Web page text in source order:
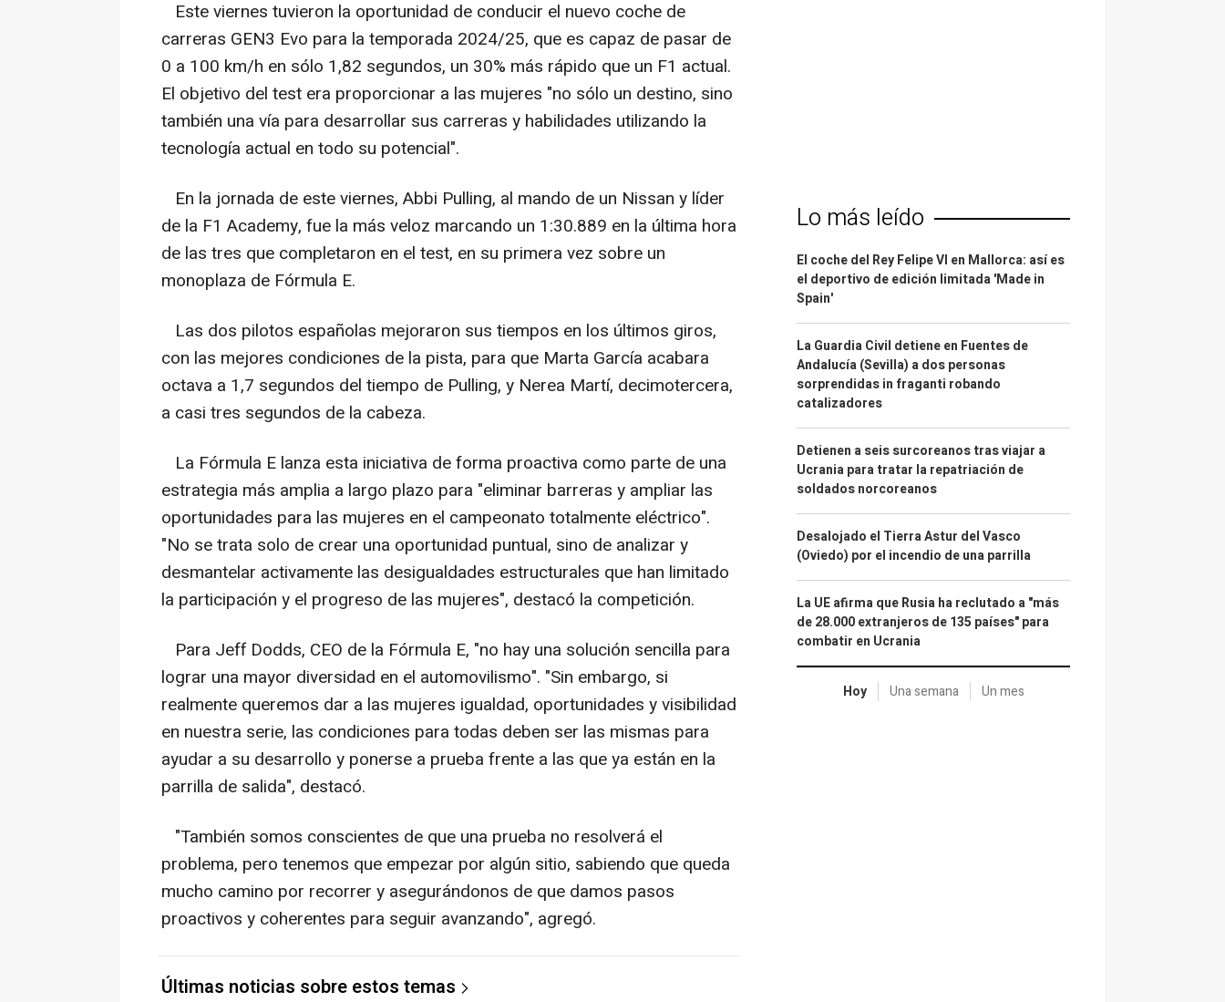
Este viernes tuvieron la oportunidad de conducir el nuevo coche de
carreras GEN3 Evo para la temporada 2024/25, que es capaz de pasar de
0 a 100 km/h en sólo 1,82 segundos, un 30% más rápido que un F1 actual.
El objetivo del test era proporcionar a las mujeres "no sólo un destino, sino
también una vía para desarrollar sus carreras y habilidades utilizando la
tecnología actual en todo su potencial".
En la jornada de este viernes, Abbi Pulling, al mando de un Nissan y líder
de la F1 Academy, fue la más veloz marcando un 1:30.889 en la última hora
de las tres que completaron en el test, en su primera vez sobre un
monoplaza de Fórmula E.
Las dos pilotos españolas mejoraron sus tiempos en los últimos giros,
con las mejores condiciones de la pista, para que Marta García acabara
octava a 1,7 segundos del tiempo de Pulling, y Nerea Martí, decimotercera,
a casi tres segundos de la cabeza.
La Fórmula E lanza esta iniciativa de forma proactiva como parte de una
estrategia más amplia a largo plazo para "eliminar barreras y ampliar las
oportunidades para las mujeres en el campeonato totalmente eléctrico".
"No se trata solo de crear una oportunidad puntual, sino de analizar y
desmantelar activamente las desigualdades estructurales que han limitado
la participación y el progreso de las mujeres", destacó la competición.
Para Jeff Dodds, CEO de la Fórmula E, "no hay una solución sencilla para
lograr una mayor diversidad en el automovilismo". "Sin embargo, si
realmente queremos dar a las mujeres igualdad, oportunidades y visibilidad
en nuestra serie, las condiciones para todas deben ser las mismas para
ayudar a su desarrollo y ponerse a prueba frente a las que ya están en la
parrilla de salida", destacó.
"También somos conscientes de que una prueba no resolverá el
problema, pero tenemos que empezar por algún sitio, sabiendo que queda
mucho camino por recorrer y asegurándonos de que damos pasos
proactivos y coherentes para seguir avanzando", agregó.
Últimas noticias sobre estos temas
Lo más leído
El coche del Rey Felipe VI en Mallorca: así es
el deportivo de edición limitada 'Made in
Spain'
La Guardia Civil detiene en Fuentes de
Andalucía (Sevilla) a dos personas
sorprendidas in fraganti robando
catalizadores
Detienen a seis surcoreanos tras viajar a
Ucrania para tratar la repatriación de
soldados norcoreanos
Desalojado el Tierra Astur del Vasco
(Oviedo) por el incendio de una parrilla
La UE afirma que Rusia ha reclutado a "más
de 28.000 extranjeros de 135 países" para
combatir en Ucrania
Hoy Una semana Un mes